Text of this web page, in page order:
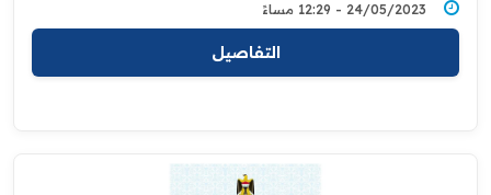
24/05/2023 - 12:29 مساءً
التفاصيل